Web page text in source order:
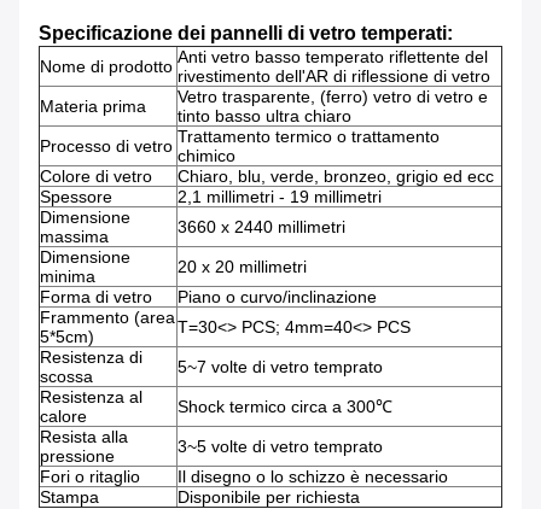
Specificazione dei pannelli di vetro temperati:
Nome di prodotto Anti vetro basso temperato riflettente del
rivestimento dell'AR di riflessione di vetro
Materia prima
Vetro trasparente, (ferro) vetro di vetro e
tinto basso ultra chiaro
Processo di vetro Trattamento termico o trattamento
chimico
Colore di vetro
Chiaro, blu, verde, bronzeo, grigio ed ecc
Spessore
2,1 millimetri - 19 millimetri
Dimensione
massima
3660 x 2440 millimetri
Dimensione
minima
20 x 20 millimetri
Forma di vetro
Piano o curvo/inclinazione
Frammento (area
5*5cm)
T=30<> PCS; 4mm=40<> PCS
Resistenza di
scossa
5~7 volte di vetro temprato
Resistenza al
calore
Shock termico circa a 300℃
Resista alla
pressione
3~5 volte di vetro temprato
Fori o ritaglio
Il disegno o lo schizzo è necessario
Stampa
Disponibile per richiesta